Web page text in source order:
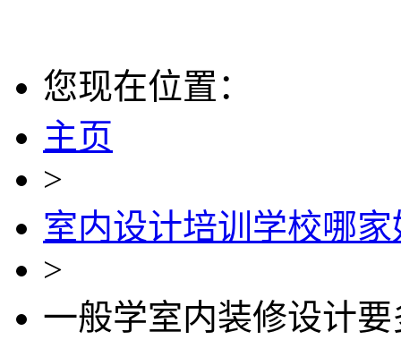
您现在位置：
主页
>
室内设计培训学校哪家
>
一般学室内装修设计